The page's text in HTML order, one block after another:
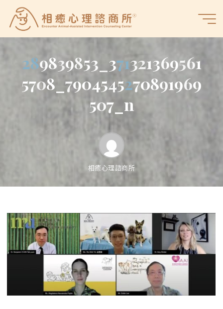
content
癒
理
商
289839853 371321369561
5708 7904545270891969
507 n
相癒心理諮商所